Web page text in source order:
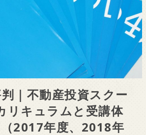
｜不動産投資スクー
リキュラムと受講体
2017年度、2018年